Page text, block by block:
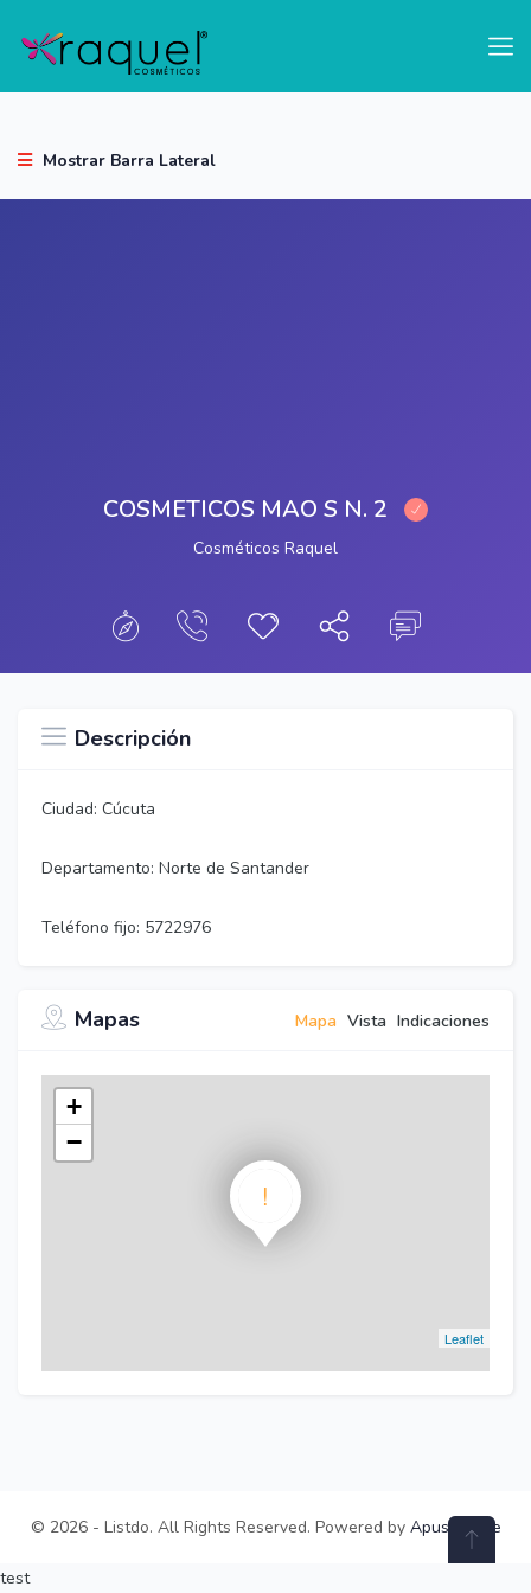
Mostrar Barra Lateral
COSMETICOS MAO S N. 2
Cosméticos Raquel
Descripción
Ciudad: Cúcuta
Departamento: Norte de Santander
Teléfono fijo: 5722976
Mapas Mapa Vista Indicaciones
!
+
−
Leaflet
© 2026 - Listdo. All Rights Reserved. Powered by ApusTheme
test